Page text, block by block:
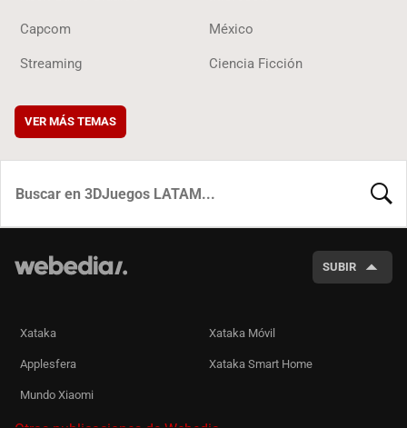
Capcom México
Streaming Ciencia Ficción
VER MÁS TEMAS
SUBIR
Xataka Xataka Móvil
Applesfera Xataka Smart Home
Mundo Xiaomi